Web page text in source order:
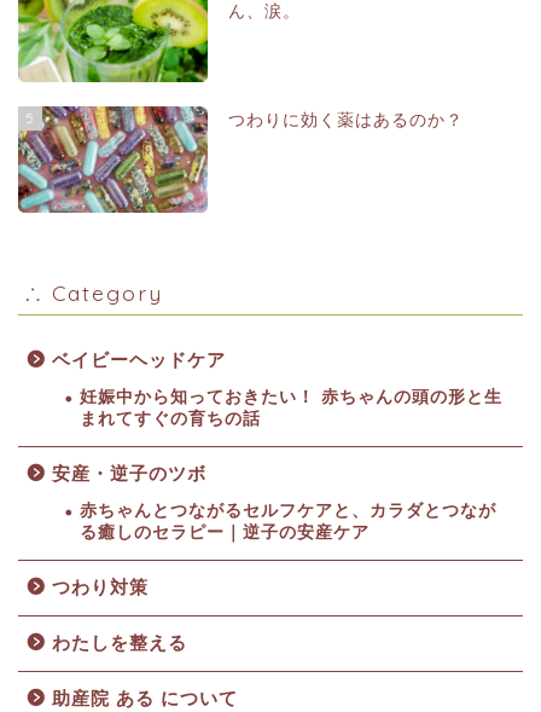
ん、涙。
5 つわりに効く薬はあるのか？
∴ Category
ベイビーヘッドケア
妊娠中から知っておきたい！ 赤ちゃんの頭の形と生
まれてすぐの育ちの話
安産・逆子のツボ
赤ちゃんとつながるセルフケアと、カラダとつなが
る癒しのセラピー｜逆子の安産ケア
つわり対策
わたしを整える
助産院 ある について